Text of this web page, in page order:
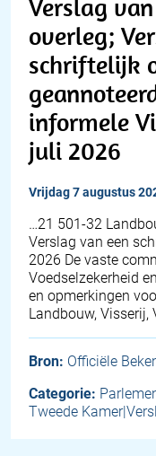
Verslag
overleg;
schriftelijk
informele
juli 2026
vrijdag 7 augustus
…21 501-32
Verslag van een
2026 De vaste
Voedselzekerheid
en opmerkingen
Landbouw, Visserij,
Bron: Officiële
Categorie:
Tweede